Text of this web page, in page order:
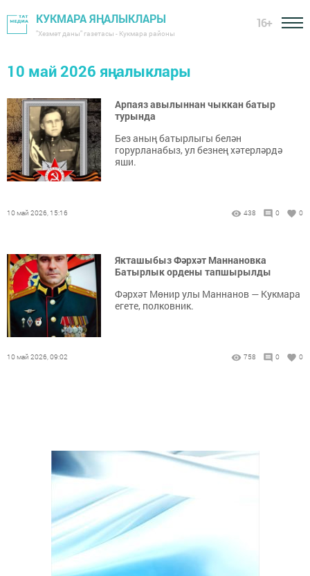
КУКМАРА ЯҢАЛЫКЛАРЫ
"Хезмәт даны" газетасы - Кукмара районы
16+
10 май 2026 яңалыклары
Арпаяз авылыннан чыккан батыр
турында
Без аның батырлыгы белән
горурланабыз, ул безнең хәтерләрдә
яши.
10 май 2026, 15:16 438 0 0
Якташыбыз Фәрхәт Маннановка
Батырлык ордены тапшырылды
Фәрхәт Мөнир улы Маннанов — Кукмара
егете, полковник.
10 май 2026, 09:02 758 0 0